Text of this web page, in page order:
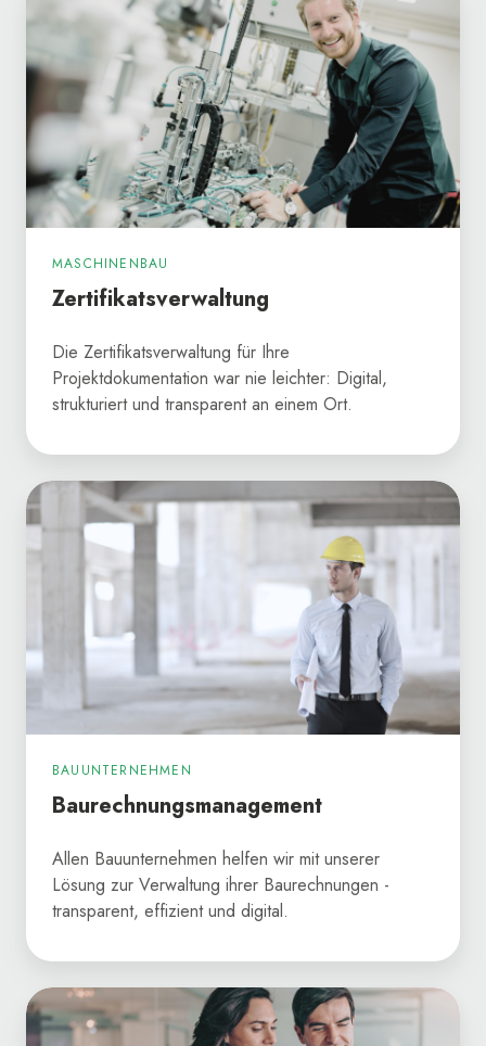
MASCHINENBAU
Zertifikatsverwaltung
Die Zertifikatsverwaltung für Ihre
Projektdokumentation war nie leichter: Digital,
strukturiert und transparent an einem Ort.
Baurechnungsmanagement
BAUUNTERNEHMEN
Baurechnungsmanagement
Allen Bauunternehmen helfen wir mit unserer
Lösung zur Verwaltung ihrer Baurechnungen -
transparent, effizient und digital.
Vertragsmanagement